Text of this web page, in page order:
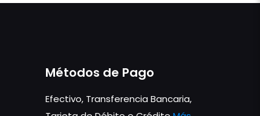
Métodos de Pago
Efectivo, Transferencia Bancaria,